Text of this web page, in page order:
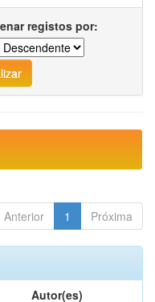
registos por:
Anterior 1 Próxima
Autor(es)